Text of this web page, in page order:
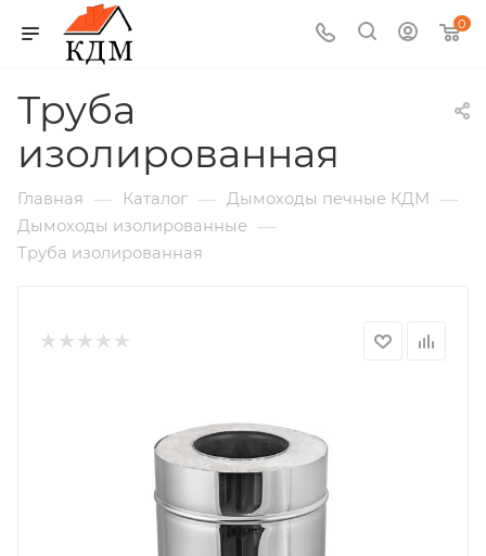
0
Труба
изолированная
Главная — Каталог — Дымоходы печные КДМ —
Дымоходы изолированные —
Труба изолированная